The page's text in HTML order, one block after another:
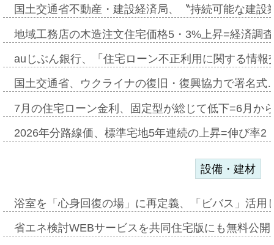
国土交通省不動産・建設経済局、〝持続可能な建
地域工務店の木造注文住宅価格5・3%上昇=経済調
auじぶん銀行、「住宅ローン不正利用に関する情
国土交通省、ウクライナの復旧・復興協力で署名
7月の住宅ローン金利、固定型が総じて低下=6月か
2026年分路線価、標準宅地5年連続の上昇=伸び率
設備・建材
浴室を「心身回復の場」に再定義、「ビバス」活
省エネ検討WEBサービスを共同住宅版にも無料公